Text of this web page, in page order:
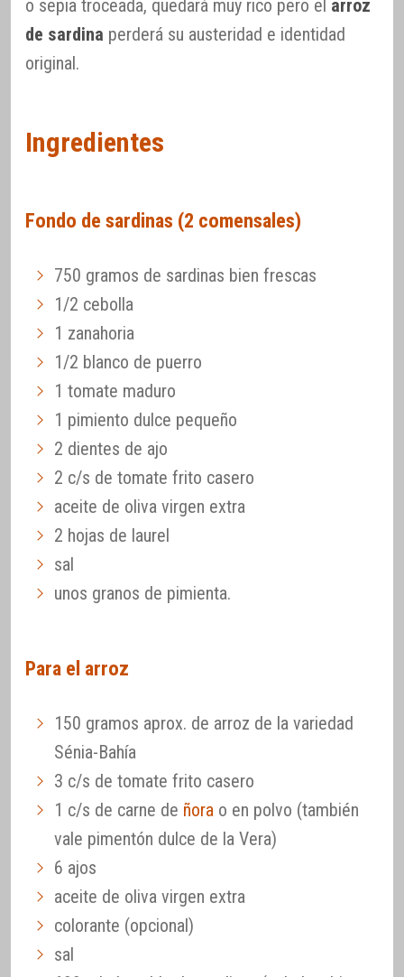
o sepia troceada, quedará muy rico pero el arroz
de sardina perderá su austeridad e identidad
original.
Ingredientes
Fondo de sardinas (2 comensales)
750 gramos de sardinas bien frescas
1/2 cebolla
1 zanahoria
1/2 blanco de puerro
1 tomate maduro
1 pimiento dulce pequeño
2 dientes de ajo
2 c/s de tomate frito casero
aceite de oliva virgen extra
2 hojas de laurel
sal
unos granos de pimienta.
Para el arroz
150 gramos aprox. de arroz de la variedad
Sénia-Bahía
3 c/s de tomate frito casero
1 c/s de carne de ñora o en polvo (también
vale pimentón dulce de la Vera)
6 ajos
aceite de oliva virgen extra
colorante (opcional)
sal